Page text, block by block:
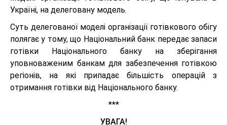
Україні, на делеговану модель.
Суть делегованої моделі організації готівкового обігу
полягає у тому, що Національний банк передає запаси
готівки Національного банку на зберігання
уповноваженим банкам для забезпечення готівкою
регіонів, на які припадає більшість операцій з
отримання готівки від Національного банку.
***
УВАГА!